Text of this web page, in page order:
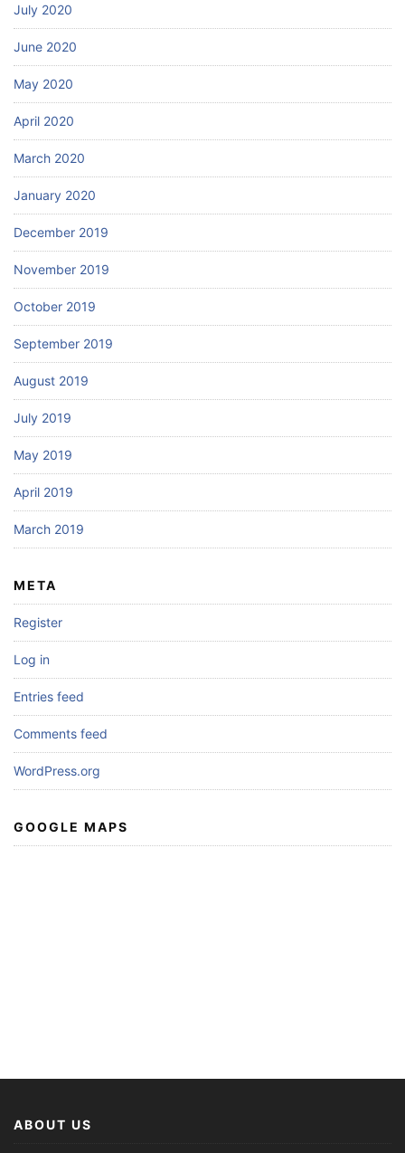
July 2020
June 2020
May 2020
April 2020
March 2020
January 2020
December 2019
November 2019
October 2019
September 2019
August 2019
July 2019
May 2019
April 2019
March 2019
META
Register
Log in
Entries feed
Comments feed
WordPress.org
GOOGLE MAPS
ABOUT US